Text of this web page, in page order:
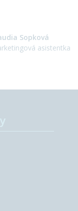
Sopková
asistentka